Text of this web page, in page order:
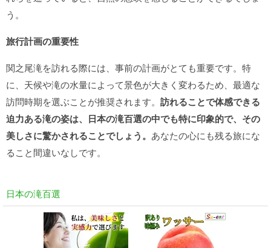
う。
旅行計画の重要性
関之尾滝を訪れる際には、事前の計画がとても重要です。特
に、天候や滝の水量によって景色が大きく変わるため、最適な
訪問時期を選ぶことが推奨されます。 訪れることで体感できる
迫力ある滝の姿は、日本の滝百選の中でも特に印象的で、その
美しさに驚かされることでしょう。 あなたの心にも残る旅にな
ること間違いなしです。
日本の滝百選